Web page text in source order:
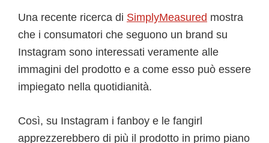
Una recente ricerca di SimplyMeasured mostra
che i consumatori che seguono un brand su
Instagram sono interessati veramente alle
immagini del prodotto e a come esso può essere
impiegato nella quotidianità.
Così, su Instagram i fanboy e le fangirl
apprezzerebbero di più il prodotto in primo piano